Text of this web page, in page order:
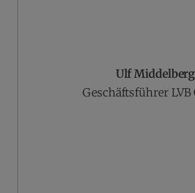
Ulf Middelberg
Geschäftsführer LVB